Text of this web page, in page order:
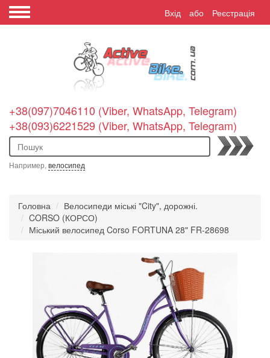
Вхід або Реєстрація
+38(097)7046110 (Viber, WhatsApp, Telegram)
+38(093)6221529 (Viber, WhatsApp, Telegram)
Пошук
Например, велосипед
Головна
Велосипеди міські "City", дорожні.
CORSO (КОРСО)
Міський велосипед Corso FORTUNA 28" FR-28698